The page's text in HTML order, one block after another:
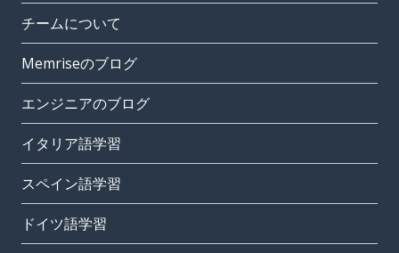
チームについて
Memriseのブログ
エンジニアのブログ
イタリア語学習
スペイン語学習
ドイツ語学習